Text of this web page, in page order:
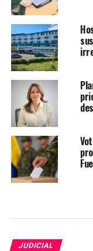
JUDICIAL